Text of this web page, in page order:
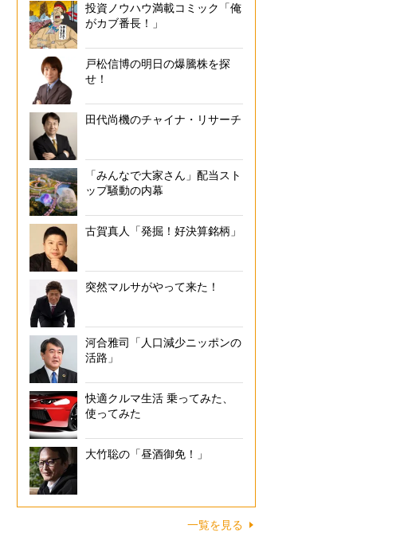
投資ノウハウ満載コミック「俺
がカブ番長！」
戸松信博の明日の爆騰株を探
せ！
田代尚機のチャイナ・リサーチ
「みんなで大家さん」配当スト
ップ騒動の内幕
古賀真人「発掘！好決算銘柄」
突然マルサがやって来た！
河合雅司「人口減少ニッポンの
活路」
快適クルマ生活 乗ってみた、
使ってみた
大竹聡の「昼酒御免！」
一覧を見る